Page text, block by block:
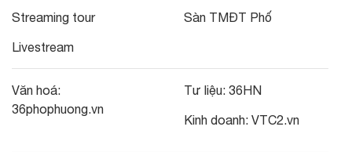
Streaming tour
Livestream
Sàn TMĐT Phố
Văn hoá:
36phophuong.vn
Tư liệu: 36HN
Kinh doanh: VTC2.vn